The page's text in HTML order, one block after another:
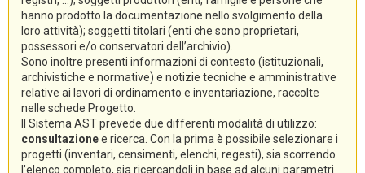
hanno prodotto la documentazione nello svolgimento della
loro attività); soggetti titolari (enti che sono proprietari,
possessori e/o conservatori dell’archivio).
Sono inoltre presenti informazioni di contesto (istituzionali,
archivistiche e normative) e notizie tecniche e amministrative
relative ai lavori di ordinamento e inventariazione, raccolte
nelle schede Progetto.
Il Sistema AST prevede due differenti modalità di utilizzo:
consultazionee ricerca. Con la prima è possibile selezionare i
progetti (inventari, censimenti, elenchi, regesti), sia scorrendo
l’elenco completo, sia ricercandoli in base ad alcuni parametri